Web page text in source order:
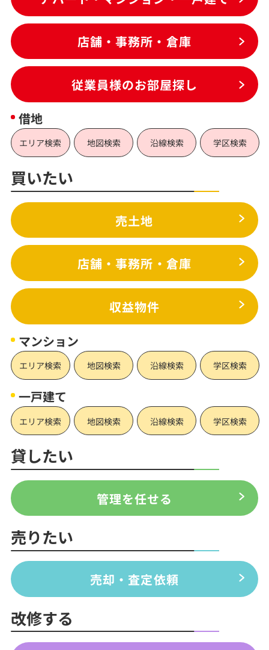
店舗・事務所・倉庫
従業員様のお部屋探し
借地
エリア検索 地図検索 沿線検索 学区検索
買いたい
売土地
店舗・事務所・倉庫
収益物件
マンション
エリア検索 地図検索 沿線検索 学区検索
一戸建て
エリア検索 地図検索 沿線検索 学区検索
貸したい
管理を任せる
売りたい
売却・査定依頼
改修する